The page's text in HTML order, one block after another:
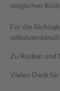
möglichen
Für die
Zu Risiken und
Vielen Dank